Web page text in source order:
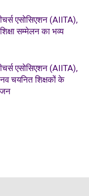
एसोसिएशन (AIITA),
सम्मेलन का भव्य
एसोसिएशन (AIITA),
चयनित शिक्षकों के